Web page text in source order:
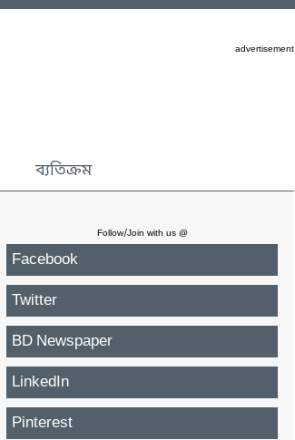
advertisement
ব্যতিক্রম
Follow/Join with us @
Facebook
Twitter
BD Newspaper
LinkedIn
Pinterest